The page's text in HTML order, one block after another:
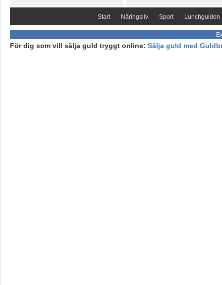
Start Näringsliv Sport Lunchguiden
För dig som vill sälja guld tryggt online: Sälja guld med